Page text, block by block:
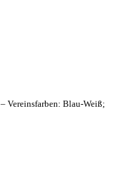
Vereinsfarben: Blau-Weiß;